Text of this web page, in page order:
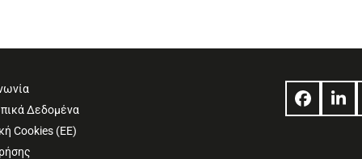
Δεδομένα
Cookies (ΕΕ)